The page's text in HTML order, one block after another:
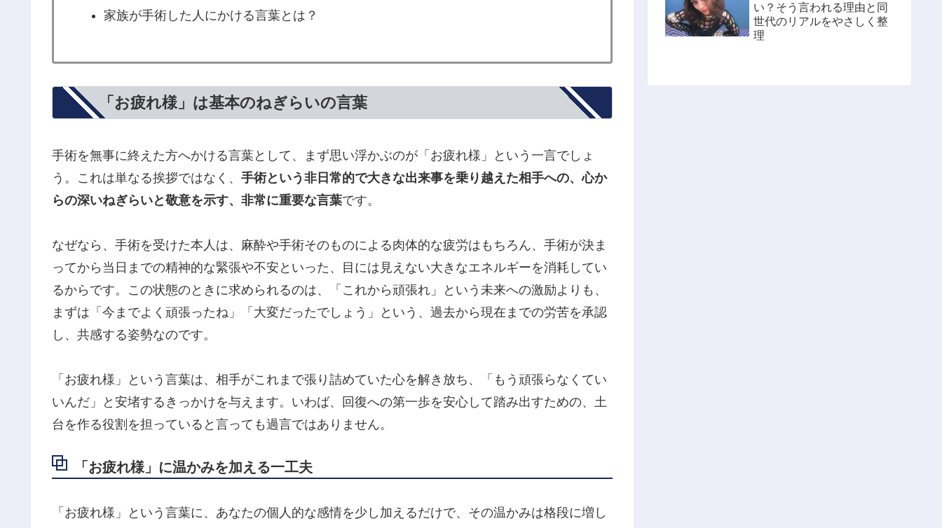
家族が手術した人にかける言葉とは？
「お疲れ様」は基本のねぎらいの言葉
手術を無事に終えた方へかける言葉として、まず思い浮かぶのが「お疲れ様」という一言でしょ
う。これは単なる挨拶ではなく、 手術という非日常的で大きな出来事を乗り越えた相手への、心か
らの深いねぎらいと敬意を示す、非常に重要な言葉です。
なぜなら、手術を受けた本人は、麻酔や手術そのものによる肉体的な疲労はもちろん、手術が決ま
ってから当日までの精神的な緊張や不安といった、目には見えない大きなエネルギーを消耗してい
るからです。この状態のときに求められるのは、「これから頑張れ」という未来への激励よりも、
まずは「今までよく頑張ったね」「大変だったでしょう」という、過去から現在までの労苦を承認
し、共感する姿勢なのです。
「お疲れ様」という言葉は、相手がこれまで張り詰めていた心を解き放ち、「もう頑張らなくてい
いんだ」と安堵するきっかけを与えます。 いわば、回復への第一歩を安心して踏み出すための、土
台を作る役割を担っていると言っても過言ではありません。
「お疲れ様」に温かみを加える一工夫
「お疲れ様」という言葉に、あなたの個人的な感情を少し加えるだけで、その温かみは格段に増し
い？そう言われる理由と同
世代のリアルをやさしく整
理